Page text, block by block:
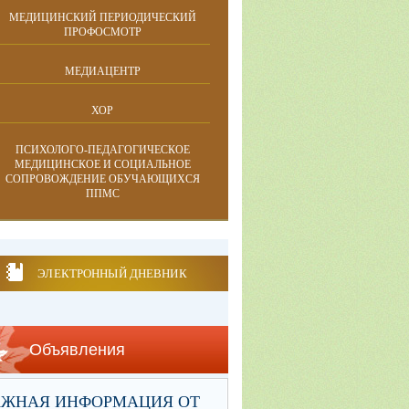
МЕДИЦИНСКИЙ ПЕРИОДИЧЕСКИЙ
ПРОФОСМОТР
МЕДИАЦЕНТР
ХОР
ПСИХОЛОГО-ПЕДАГОГИЧЕСКОЕ
МЕДИЦИНСКОЕ И СОЦИАЛЬНОЕ
СОПРОВОЖДЕНИЕ ОБУЧАЮЩИХСЯ
ППМС
ЭЛЕКТРОННЫЙ ДНЕВНИК
Объявления
ИНФОРМАЦИЯ ОТ